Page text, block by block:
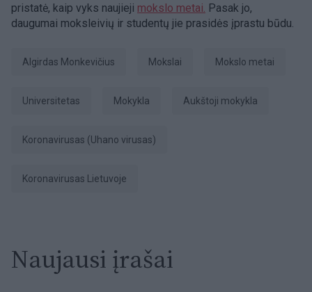
pristatė, kaip vyks naujieji mokslo metai. Pasak jo,
daugumai moksleivių ir studentų jie prasidės įprastu būdu.
Algirdas Monkevičius mokslai mokslo metai
universitetas Mokykla aukštoji mokykla
koronavirusas (Uhano virusas)
Koronavirusas Lietuvoje
Naujausi įrašai